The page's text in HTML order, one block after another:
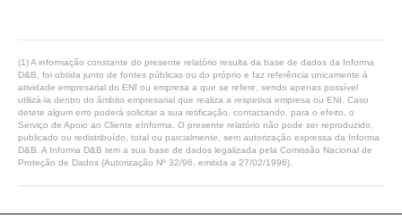
(1) A informação constante do presente relatório resulta da base de dados da Informa
D&B, foi obtida junto de fontes públicas ou do próprio e faz referência unicamente à
atividade empresarial do ENI ou empresa a que se refere, sendo apenas possível
utilizá-la dentro do âmbito empresarial que realiza a respetiva empresa ou ENI. Caso
detete algum erro poderá solicitar a sua retificação, contactando, para o efeito, o
Serviço de Apoio ao Cliente eInforma. O presente relatório não pode ser reproduzido,
publicado ou redistribuído, total ou parcialmente, sem autorização expressa da Informa
D&B. A Informa D&B tem a sua base de dados legalizada pela Comissão Nacional de
Proteção de Dados (Autorização Nº 32/96, emitida a 27/02/1996).